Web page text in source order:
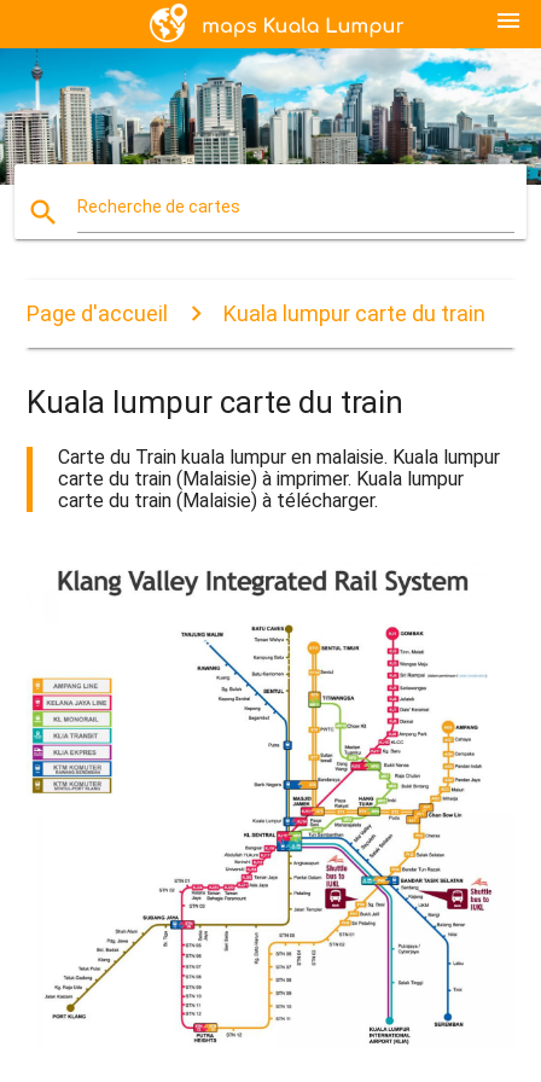
menu
search Recherche de cartes
Page d'accueil Kuala lumpur carte du train
Kuala lumpur carte du train
Carte du Train kuala lumpur en malaisie. Kuala lumpur
carte du train (Malaisie) à imprimer. Kuala lumpur
carte du train (Malaisie) à télécharger.